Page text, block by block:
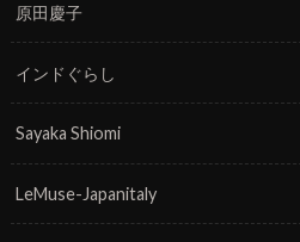
原田慶子
インドぐらし
Sayaka Shiomi
LeMuse-Japanitaly